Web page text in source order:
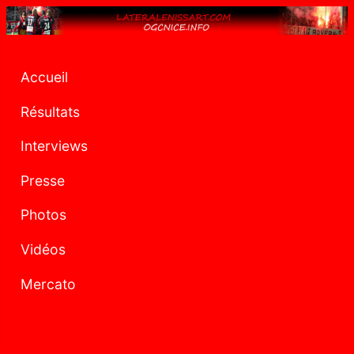
Accueil
Résultats
Interviews
Presse
Photos
Vidéos
Mercato